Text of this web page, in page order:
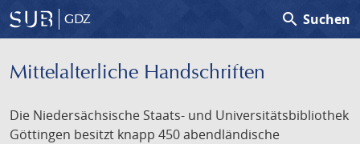
GDZ search Suchen
Mittelalterliche Handschriften
Die Niedersächsische Staats- und Universitätsbibliothek
Göttingen besitzt knapp 450 abendländische